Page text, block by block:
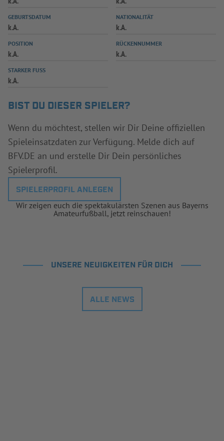
SPIELPLUS
GEBURTSDATUM
k.A.
NATIONALITÄT
k.A.
POSITION
k.A.
RÜCKENNUMMER
k.A.
STARKER FUSS
k.A.
BIST DU DIESER SPIELER?
Wenn du möchtest, stellen wir Dir Deine offiziellen
Spieleinsatzdaten zur Verfügung. Melde dich auf
BFV.DE an und erstelle Dir Dein persönliches
Spielerprofil.
SPIELERPROFIL ANLEGEN
Wir zeigen euch die spektakulärsten Szenen aus Bayerns
Amateurfußball, jetzt reinschauen!
UNSERE NEUIGKEITEN FÜR DICH
ALLE NEWS